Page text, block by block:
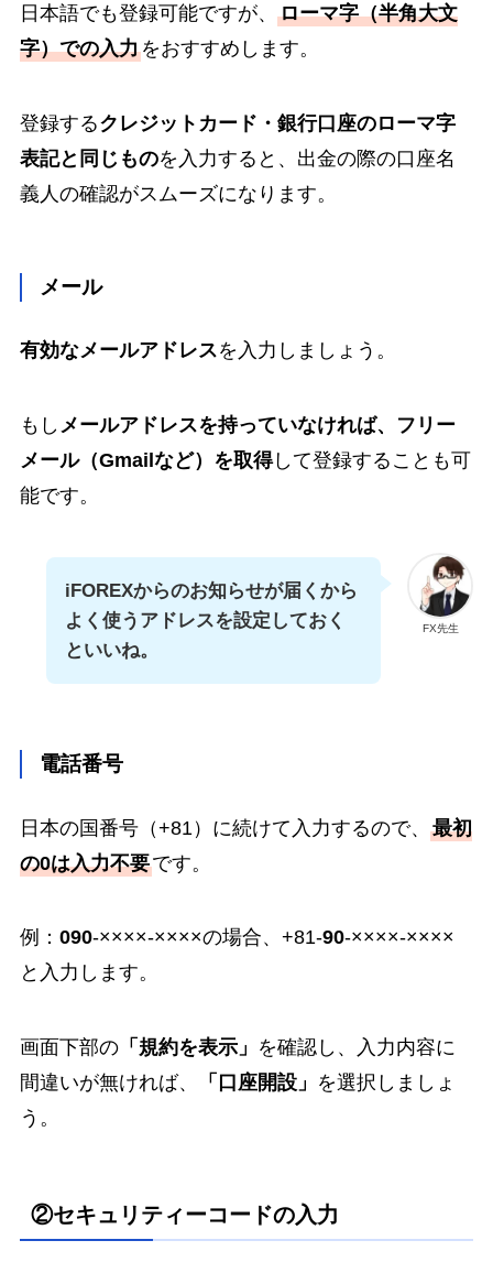
日本語でも登録可能ですが、 ローマ字（半角大文
字）での入力をおすすめします。
登録するクレジットカード・銀行口座のローマ字
表記と同じものを入力すると、出金の際の口座名
義人の確認がスムーズになります。
メール
有効なメールアドレスを入力しましょう。
もし メールアドレスを持っていなければ、フリー
メール（Gmailなど）を取得して登録することも可
能です。
FX先生
iFOREXからのお知らせが届くから
よく使うアドレスを設定しておく
といいね。
電話番号
日本の国番号（+81）に続けて入力するので、 最初
の0は入力不要です。
例： 090-××××-××××の場合、+81-90-××××-××××
と入力します。
画面下部の「規約を表示」 を確認し、入力内容に
間違いが無ければ、
「口座開設」 を選択しましょ
う。
②セキュリティーコードの入力